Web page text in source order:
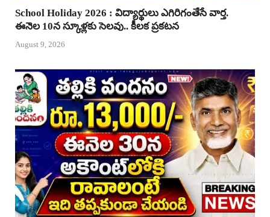
School Holiday 2026 : విద్యార్థులు ఎగిరిగంతేసే వార్త.
ఈనెల 10న స్కూళ్లకు సెలవు.. కీలక ప్రకటన
August 9, 2026